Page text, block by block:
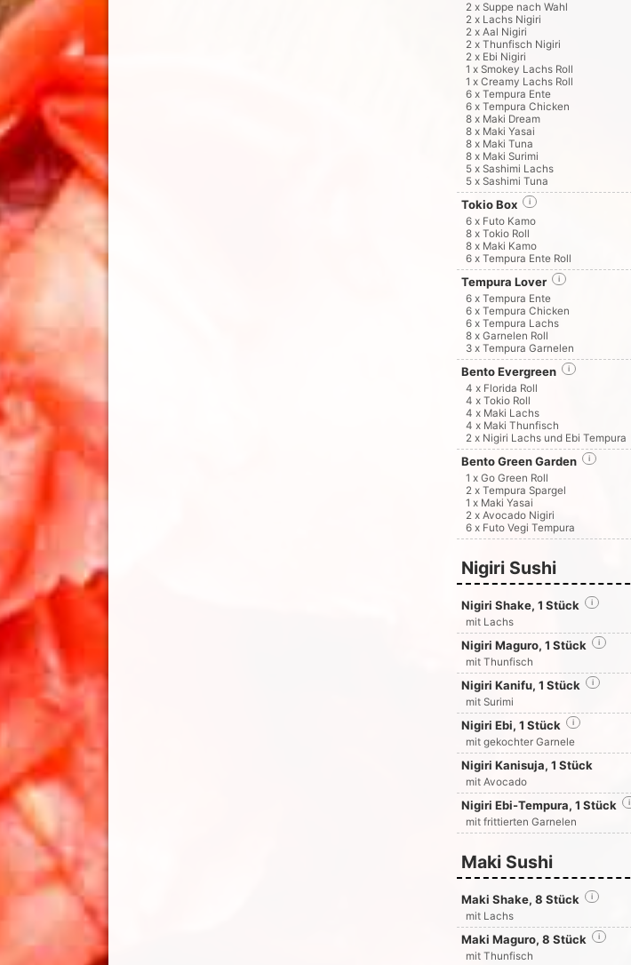
2 x Suppe nach Wahl
2 x Lachs Nigiri
2 x Aal Nigiri
2 x Thunfisch Nigiri
2 x Ebi Nigiri
1 x Smokey Lachs Roll
1 x Creamy Lachs Roll
6 x Tempura Ente
6 x Tempura Chicken
8 x Maki Dream
8 x Maki Yasai
8 x Maki Tuna
8 x Maki Surimi
5 x Sashimi Lachs
5 x Sashimi Tuna
Tokio Box i
6 x Futo Kamo
8 x Tokio Roll
8 x Maki Kamo
6 x Tempura Ente Roll
Tempura Lover i
6 x Tempura Ente
6 x Tempura Chicken
6 x Tempura Lachs
8 x Garnelen Roll
3 x Tempura Garnelen
Bento Evergreen i
4 x Florida Roll
4 x Tokio Roll
4 x Maki Lachs
4 x Maki Thunfisch
2 x Nigiri Lachs und Ebi Tempura
Bento Green Garden i
1 x Go Green Roll
2 x Tempura Spargel
1 x Maki Yasai
2 x Avocado Nigiri
6 x Futo Vegi Tempura
Nigiri Sushi
Nigiri Shake, 1 Stück i
mit Lachs
Nigiri Maguro, 1 Stück i
mit Thunfisch
Nigiri Kanifu, 1 Stück i
mit Surimi
Nigiri Ebi, 1 Stück i
mit gekochter Garnele
Nigiri Kanisuja, 1 Stück
mit Avocado
Nigiri Ebi-Tempura, 1 Stück i
mit frittierten Garnelen
Maki Sushi
Maki Shake, 8 Stück i
mit Lachs
Maki Maguro, 8 Stück i
mit Thunfisch